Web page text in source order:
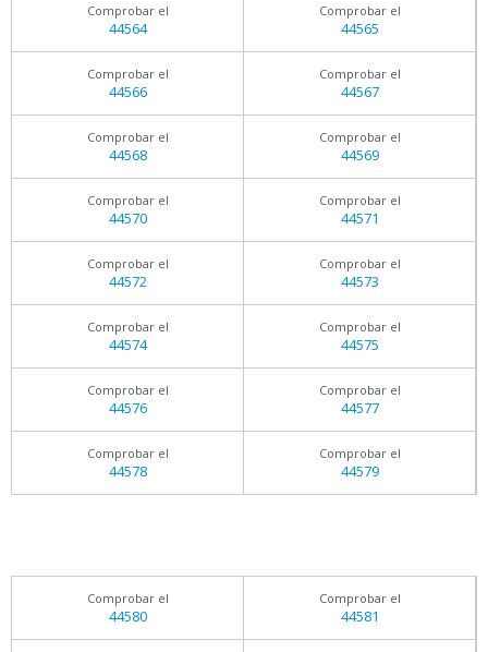
Comprobar el
44564
Comprobar el
44565
Comprobar el
44566
Comprobar el
44567
Comprobar el
44568
Comprobar el
44569
Comprobar el
44570
Comprobar el
44571
Comprobar el
44572
Comprobar el
44573
Comprobar el
44574
Comprobar el
44575
Comprobar el
44576
Comprobar el
44577
Comprobar el
44578
Comprobar el
44579
Comprobar el
44580
Comprobar el
44581